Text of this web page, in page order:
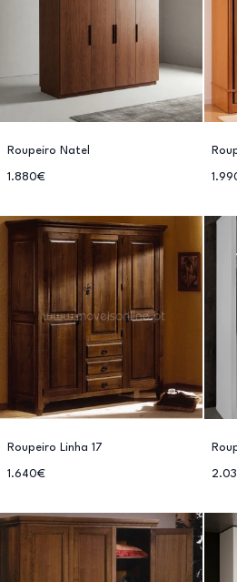
Roupeiro Natel
1.880€
Roupeiro Linha 17
1.640€